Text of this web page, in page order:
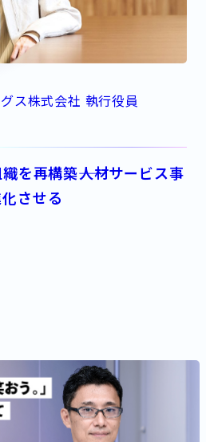
ス株式会社 執行役員
を再構築――人材サービス事
させる